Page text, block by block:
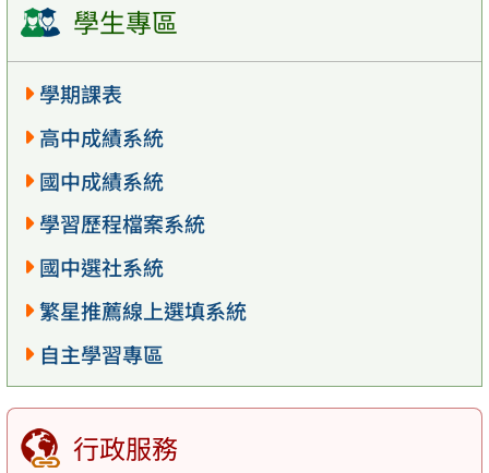
學生專區
學期課表
高中成績系統
國中成績系統
學習歷程檔案系統
國中選社系統
繁星推薦線上選填系統
自主學習專區
行政服務